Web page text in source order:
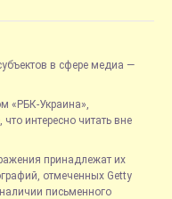
в сфере медиа —
«РБК-Украина»,
интересно читать вне
принадлежат их
отмеченных Getty
письменного